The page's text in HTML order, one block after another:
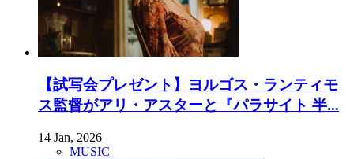
【試写会プレゼント】ヨルゴス・ランティモ
ス監督がアリ・アスターと『パラサイト 半...
14 Jan, 2026
MUSIC